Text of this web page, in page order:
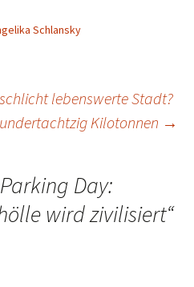
Schlansky
lebenswerte Stadt?
Kilotonnen →
Parking Day:
wird zivilisiert“